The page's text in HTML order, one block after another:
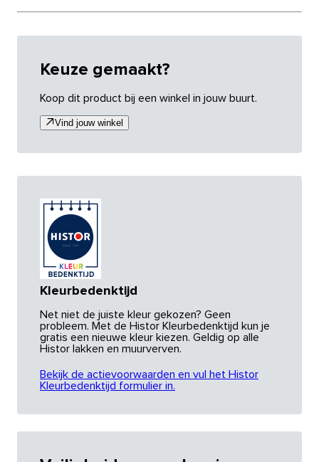
Keuze gemaakt?
Koop dit product bij een winkel in jouw buurt.
Vind jouw winkel
Kleurbedenktijd
Net niet de juiste kleur gekozen? Geen
probleem. Met de Histor Kleurbedenktijd kun je
gratis een nieuwe kleur kiezen. Geldig op alle
Histor lakken en muurverven.
Bekijk de actievoorwaarden en vul het Histor
Kleurbedenktijd formulier in.